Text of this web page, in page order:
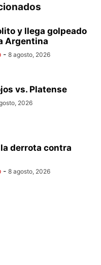
y llega golpeado
Argentina
- 8 agosto, 2026
vs. Platense
2026
derrota contra
- 8 agosto, 2026